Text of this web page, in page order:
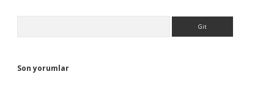
Son yorumlar